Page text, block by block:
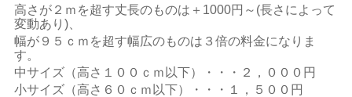
高さが２ｍを超す丈長のものは＋1000円～(長さによって
変動あり)、
幅が９５ｃｍを超す幅広のものは３倍の料金になりま
す。
中サイズ（高さ１００ｃｍ以下）・・・２，０００円
小サイズ（高さ６０ｃｍ以下）・・・１，５００円